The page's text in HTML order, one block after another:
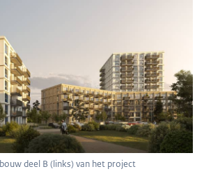
deel B (links) van het project